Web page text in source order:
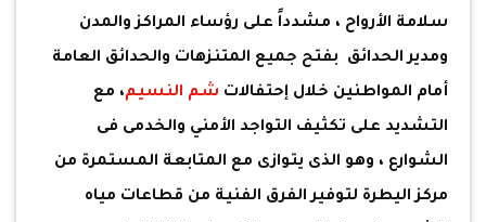
سلامة الأرواح ، مشدداً على رؤساء المراكز والمدن
ومدير الحدائق بفتح جميع المتنزهات والحدائق العامة
أمام المواطنين خلال إحتفالات شم النسيم، مع
التشديد على تكثيف التواجد الأمني والخدمى فى
الشوارع ، وهو الذى يتوازى مع المتابعة المستمرة من
مركز اليطرة لتوفير الفرق الفنية من قطاعات مياه